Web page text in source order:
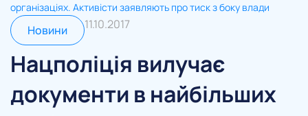
організаціях. Активісти заявляють про тиск з боку влади
Новини 11.10.2017
Нацполіція вилучає
документи в найбільших